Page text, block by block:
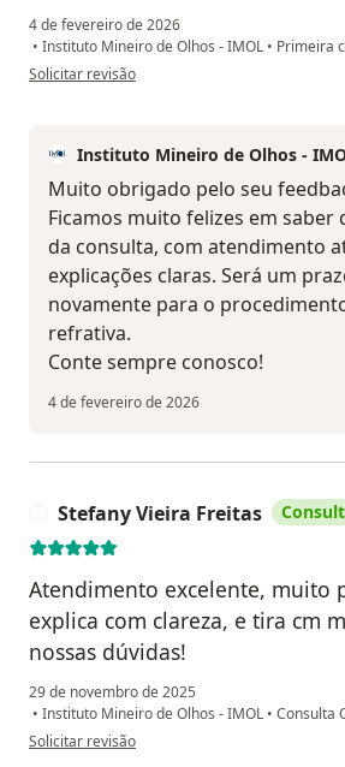
4 de fevereiro de 2026
• Instituto Mineiro de Olhos - IMOL • Primeira
na opinião do utilizador Luciana Morais
Solicitar revisão
Instituto Mineiro de Olhos -
Muito obrigado pelo seu
Ficamos muito felizes em saber
da consulta, com atendimento
explicações claras. Será um
novamente para o
refrativa.
Conte sempre conosco!
4 de fevereiro de 2026
Stefany Vieira Freitas
Atendimento excelente, muito
explica com clareza, e tira cm
nossas dúvidas!
29 de novembro de 2025
• Instituto Mineiro de Olhos - IMOL • Consulta
na opinião do utilizador Stefany Vieira Freitas
Solicitar revisão